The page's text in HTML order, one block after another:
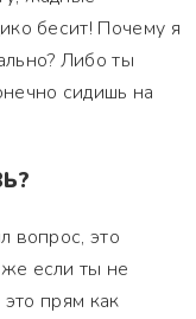
бесит! Почему я
Либо ты
сидишь на
вопрос, это
если ты не
прям как